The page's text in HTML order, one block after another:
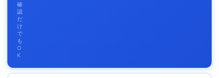
確
認
だ
け
で
も
O
K